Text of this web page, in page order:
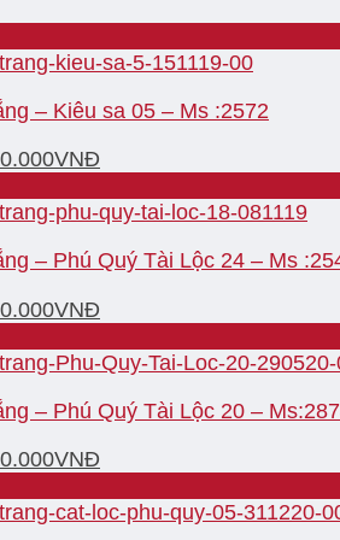
– Kiêu sa 05 – Ms :2572
VNĐ
– Phú Quý Tài Lộc 24 – Ms
VNĐ
– Phú Quý Tài Lộc 20 –
VNĐ